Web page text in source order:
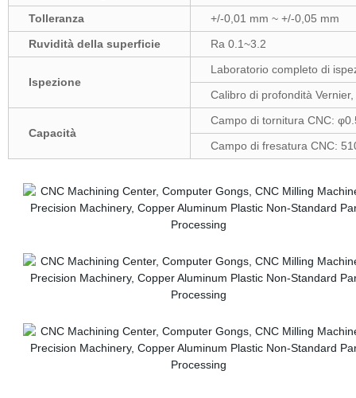
Tolleranza
+/-0,01 mm ~ +/-0,05 mm
Ruvidità della superficie
Ra 0.1~3.2
Ispezione
Laboratorio completo di
Calibro di profondità
Capacità
Campo di tornitura CNC:
Campo di fresatura CNC: